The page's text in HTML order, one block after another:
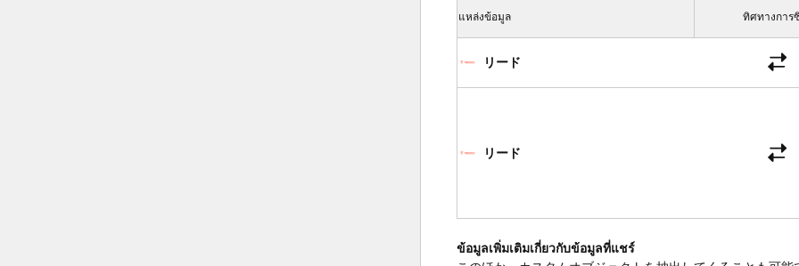
แหล่งข้อมูล ทิศทางการ
リード
リード
ข้อมูลเพิ่มเติมเกี่ยวกับข้อมูลที่แชร์